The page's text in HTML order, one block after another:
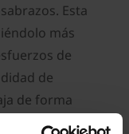
Esta
más
de
de
de forma
en las largas